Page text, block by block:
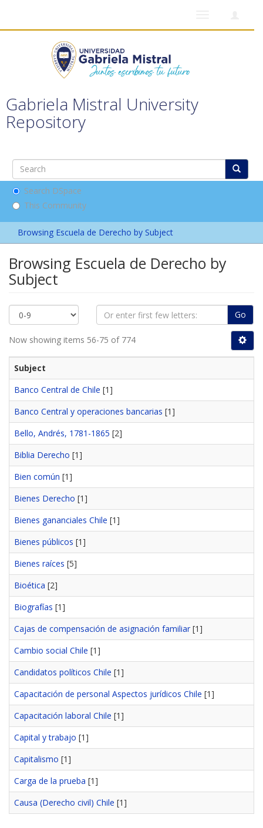
Gabriela Mistral University
Repository
Search DSpace
This Community
Browsing Escuela de Derecho by Subject
Browsing Escuela de Derecho by
Subject
Go
Now showing items 56-75 of 774
Subject
Banco Central de Chile [1]
Banco Central y operaciones bancarias [1]
Bello, Andrés, 1781-1865 [2]
Biblia Derecho [1]
Bien común [1]
Bienes Derecho [1]
Bienes gananciales Chile [1]
Bienes públicos [1]
Bienes raíces [5]
Bioética [2]
Biografías [1]
Cajas de compensación de asignación familiar[1]
Cambio social Chile [1]
Candidatos políticos Chile [1]
Capacitación de personal Aspectos jurídicos Chile [1]
Capacitación laboral Chile [1]
Capital y trabajo [1]
Capitalismo [1]
Carga de la prueba [1]
Causa (Derecho civil) Chile [1]